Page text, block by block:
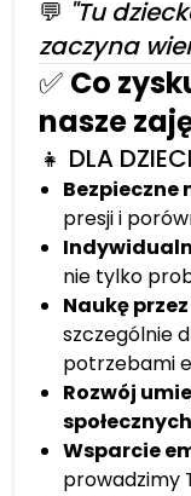
💬 "Tu
zaczyna
✅ Co
nasze
👧 DLA
Bezpieczne
presji i
nie tylko
Naukę
szczególnie
potrzebami
Rozwój
społecznych
Wsparcie
prowadzimy